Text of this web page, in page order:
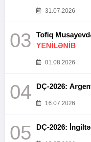
31.07.2026
03
YENİLƏNİB
01.08.2026
04 DÇ-2026:
16.07.2026
05 DÇ-2026: